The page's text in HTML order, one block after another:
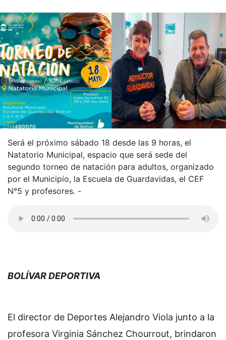
Será el próximo sábado 18 desde las 9 horas, el
Natatorio Municipal, espacio que será sede del
segundo torneo de natación para adultos, organizado
por el Municipio, la Escuela de Guardavidas, el CEF
N°5 y profesores. -
BOLÍVAR DEPORTIVA
El director de Deportes Alejandro Viola junto a la
profesora Virginia Sánchez Chourrout, brindaron